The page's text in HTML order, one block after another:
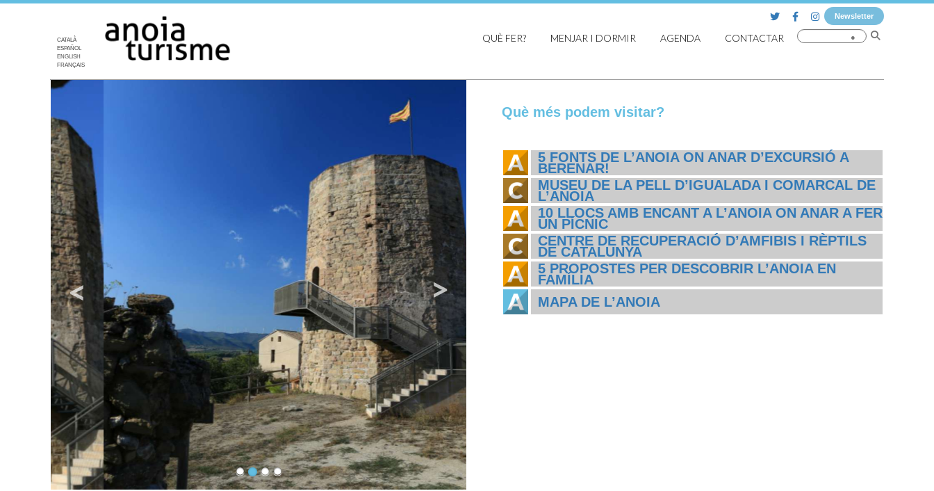
Newsletter
CATALÀ
ESPAÑOL
ENGLISH
FRANÇAIS
QUÈ FER? MENJAR I DORMIR AGENDA CONTACTAR
Què més podem visitar?
5 FONTS DE L’ANOIA ON ANAR D’EXCURSIÓ A
BERENAR!
MUSEU DE LA PELL D’IGUALADA I COMARCAL DE
L’ANOIA
10 LLOCS AMB ENCANT A L’ANOIA ON ANAR A FER
UN PÍCNIC
CENTRE DE RECUPERACIÓ D’AMFIBIS I RÈPTILS
DE CATALUNYA
5 PROPOSTES PER DESCOBRIR L’ANOIA EN
FAMÍLIA
MAPA DE L’ANOIA